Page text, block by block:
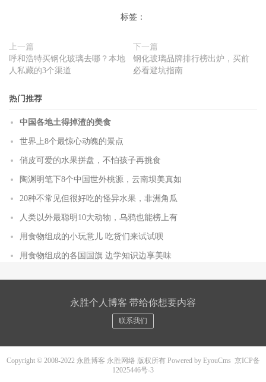
标签：
上一篇
呼和浩特买钢化玻璃去哪？本地
人私藏的3个渠道
下一篇
钢化玻璃品牌排行榜出炉，买前
必看避坑指南
热门推荐
中国各地土得掉渣的美食
世界上8个最惊心动魄的景点
俏皮可爱的水果拼盘，不怕孩子再挑食
陶渊明笔下8个中国世外桃源，云南坝美真如
20种不常见但很好吃的怪异水果，非洲角瓜
人类以外最聪明10大动物，乌鸦也能榜上有
用食物组成的小玩意儿 吃货们来试试呗
用食物组成的各国国旗 边学知识边享美味
永胜个人博客 带给你想要内容
联系我们
Copyright © 2008-2022 永胜博客 永胜网络 版权所有Powered by EyouCms 京ICP备
12025446号-3